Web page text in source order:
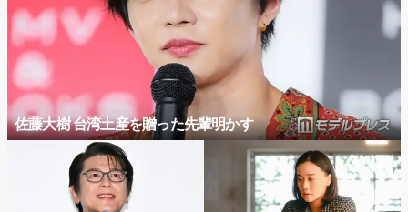
佐藤大樹 台湾土産を贈った先輩明かす